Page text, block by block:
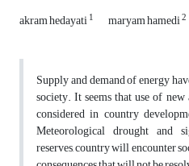
akram hedayati1 maryam hamedi2
Supply and demand of energy
society. It seems that use of
considered in country
Meteorological drought and
reserves, country will encounter